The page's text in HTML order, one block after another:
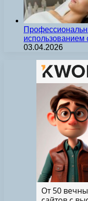
03.04.2026